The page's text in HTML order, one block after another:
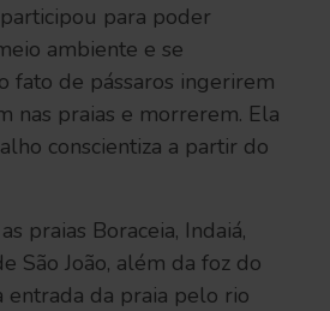
para poder
ambiente e se
fato de pássaros ingerirem
nas praias e morrerem. Ela
conscientiza a partir do
praias Boraceia, Indaiá,
São João, além da foz do
entrada da praia pelo rio